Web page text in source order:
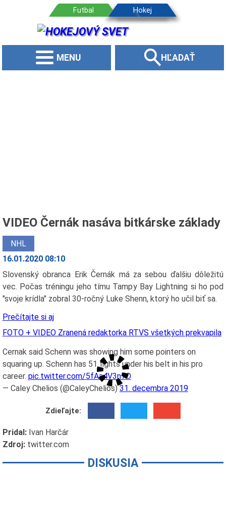
MENU HĽADAŤ
VIDEO Černák nasáva bitkárske základy
NHL
16.01.2020 08:10
Slovenský obranca Erik Černák má za sebou ďalšiu dôležitú
vec. Počas tréningu jeho tímu Tampy Bay Lightning si ho pod
"svoje krídla" zobral 30-ročný Luke Shenn, ktorý ho učil biť sa.
Prečítajte si aj
FOTO + VIDEO Zranená redaktorka RTVS všetkých prekvapila
Cernak said Schenn was showing him some pointers on
squaring up. Schenn has 51 fights under his belt in his pro
career. pic.twitter.com/5fAa4V3n7O
— Caley Chelios (@CaleyChelios)31. decembra 2019
Zdieľajte:
Pridal: Ivan Harčár
Zdroj: twitter.com
DISKUSIA